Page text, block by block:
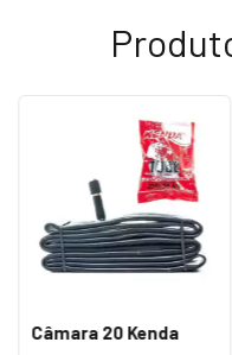
Câmara 20 Kenda